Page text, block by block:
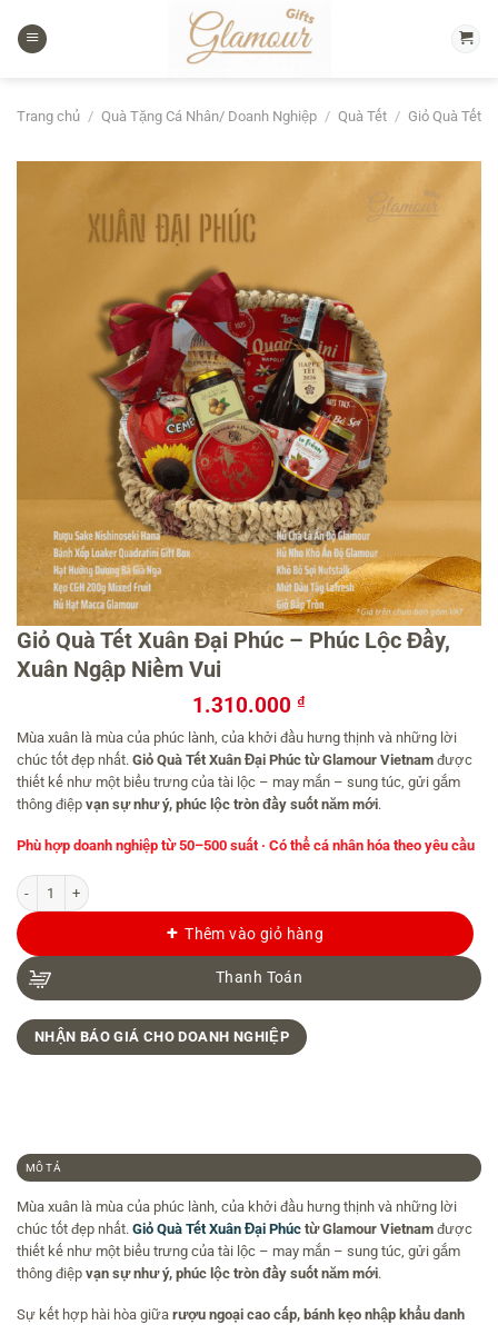
đến
Trang chủ / Quà Tặng Cá Nhân/ Doanh Nghiệp / Quà Tết / Giỏ Quà Tết
Giỏ Quà Tết Xuân Đại Phúc – Phúc Lộc Đầy,
Xuân Ngập Niềm Vui
1.310.000 ₫
Mùa xuân là mùa của phúc lành, của khởi đầu hưng thịnh và những lời
chúc tốt đẹp nhất. Giỏ Quà Tết Xuân Đại Phúc từ Glamour Vietnam được
thiết kế như một biểu trưng của tài lộc – may mắn – sung túc, gửi gắm
thông điệp vạn sự như ý, phúc lộc tròn đầy suốt năm mới.
Phù hợp doanh nghiệp từ 50–500 suất · Có thể cá nhân hóa theo yêu cầu
Giỏ Quà Tết Xuân Đại Phúc - Phúc Lộc Đầy, Xuân Ngập Niềm Vui số lượng
Thêm vào giỏ hàng
Thanh Toán
NHẬN BÁO GIÁ CHO DOANH NGHIỆP
MÔ TẢ
Mùa xuân là mùa của phúc lành, của khởi đầu hưng thịnh và những lời
chúc tốt đẹp nhất. Giỏ Quà Tết Xuân Đại Phúc từ Glamour Vietnam được
thiết kế như một biểu trưng của tài lộc – may mắn – sung túc, gửi gắm
thông điệp vạn sự như ý, phúc lộc tròn đầy suốt năm mới.
Sự kết hợp hài hòa giữa rượu ngoại cao cấp, bánh kẹo nhập khẩu danh